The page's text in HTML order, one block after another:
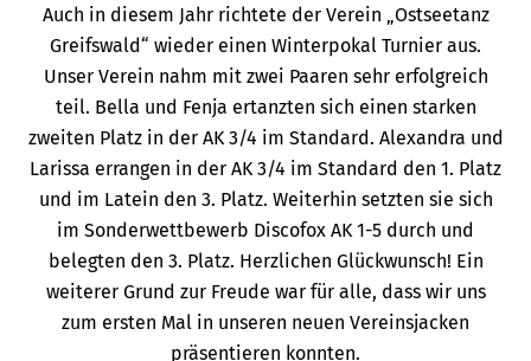
Auch in diesem Jahr richtete der Verein „Ostseetanz
Greifswald“ wieder einen Winterpokal Turnier aus.
Unser Verein nahm mit zwei Paaren sehr erfolgreich
teil. Bella und Fenja ertanzten sich einen starken
zweiten Platz in der AK 3/4 im Standard. Alexandra und
Larissa errangen in der AK 3/4 im Standard den 1. Platz
und im Latein den 3. Platz. Weiterhin setzten sie sich
im Sonderwettbewerb Discofox AK 1-5 durch und
belegten den 3. Platz. Herzlichen Glückwunsch! Ein
weiterer Grund zur Freude war für alle, dass wir uns
zum ersten Mal in unseren neuen Vereinsjacken
präsentieren konnten.